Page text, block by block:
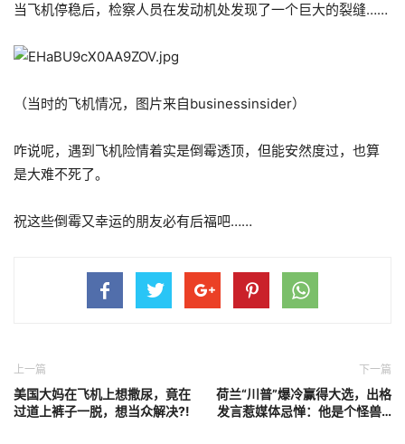
当飞机停稳后，检察人员在发动机处发现了一个巨大的裂缝……
（当时的飞机情况，图片来自businessinsider）
咋说呢，遇到飞机险情着实是倒霉透顶，但能安然度过，也算
是大难不死了。
祝这些倒霉又幸运的朋友必有后福吧……
上一篇
美国大妈在飞机上想撒尿，竟在
过道上裤子一脱，想当众解决?!
下一篇
荷兰“川普”爆冷赢得大选，出格
发言惹媒体忌惮：他是个怪兽…